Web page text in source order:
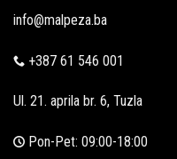
info@malpeza.ba
+387 61 546 001
Ul. 21. aprila br. 6, Tuzla
Pon-Pet: 09:00-18:00